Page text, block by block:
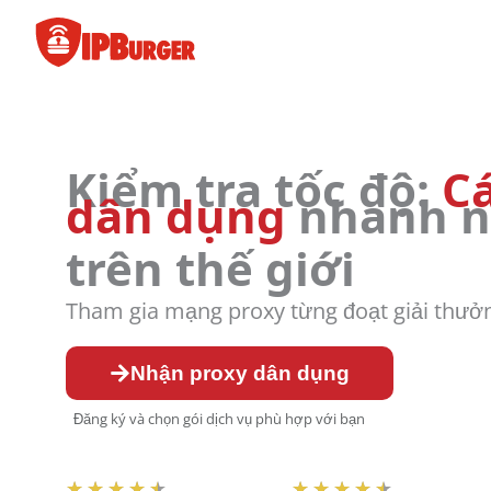
Kiểm tra tốc độ:
dân dụngnhanh
trên thế giới
Tham gia mạng proxy từng đoạt giải
Nhận proxy dân dụng
Đăng ký và chọn gói dịch vụ phù hợp với bạn